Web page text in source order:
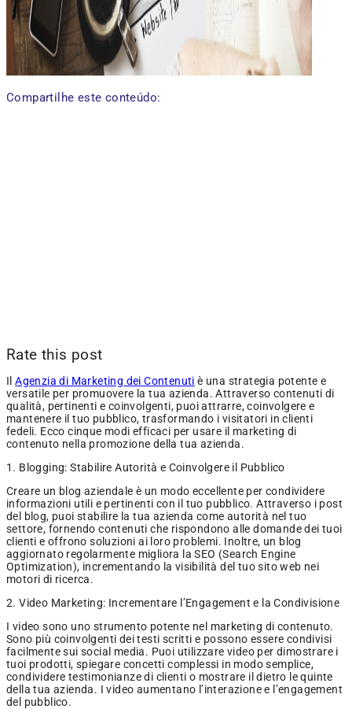
Compartilhe este conteúdo:
Rate this post
IlAgenzia di Marketing dei Contenuti è una strategia potente e
versatile per promuovere la tua azienda. Attraverso contenuti di
qualità, pertinenti e coinvolgenti, puoi attrarre, coinvolgere e
mantenere il tuo pubblico, trasformando i visitatori in clienti
fedeli. Ecco cinque modi efficaci per usare il marketing di
contenuto nella promozione della tua azienda.
1. Blogging: Stabilire Autorità e Coinvolgere il Pubblico
Creare un blog aziendale è un modo eccellente per condividere
informazioni utili e pertinenti con il tuo pubblico. Attraverso i post
del blog, puoi stabilire la tua azienda come autorità nel tuo
settore, fornendo contenuti che rispondono alle domande dei tuoi
clienti e offrono soluzioni ai loro problemi. Inoltre, un blog
aggiornato regolarmente migliora la SEO (Search Engine
Optimization), incrementando la visibilità del tuo sito web nei
motori di ricerca.
2. Video Marketing: Incrementare l’Engagement e la Condivisione
I video sono uno strumento potente nel marketing di contenuto.
Sono più coinvolgenti dei testi scritti e possono essere condivisi
facilmente sui social media. Puoi utilizzare video per dimostrare i
tuoi prodotti, spiegare concetti complessi in modo semplice,
condividere testimonianze di clienti o mostrare il dietro le quinte
della tua azienda. I video aumentano l’interazione e l’engagement
del pubblico.